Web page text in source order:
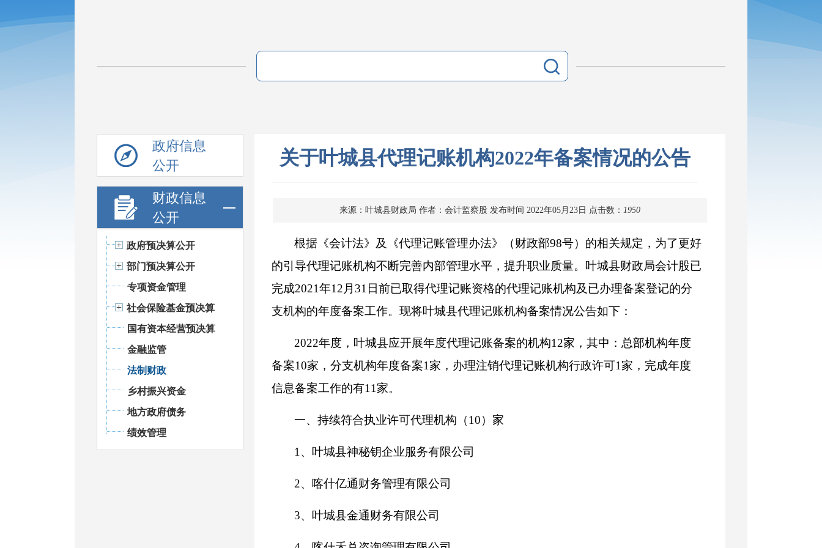
政府信息
公开
财政信息
公开
政府预决算公开
部门预决算公开
专项资金管理
社会保险基金预决算
国有资本经营预决算
金融监管
法制财政
乡村振兴资金
地方政府债务
绩效管理
关于叶城县代理记账机构2022年备案情况的公告
来源：叶城县财政局 作者：会计监察股 发布时间 2022年05月23日 点击数： 1950
根据《会计法》及《代理记账管理办法》（财政部98号）的相关规定，为了更好
的引导代理记账机构不断完善内部管理水平，提升职业质量。叶城县财政局会计股已
完成2021年12月31日前已取得代理记账资格的代理记账机构及已办理备案登记的分
支机构的年度备案工作。现将叶城县代理记账机构备案情况公告如下：
2022年度，叶城县应开展年度代理记账备案的机构12家，其中：总部机构年度
备案10家，分支机构年度备案1家，办理注销代理记账机构行政许可1家，完成年度
信息备案工作的有11家。
一、持续符合执业许可代理机构（10）家
1、叶城县神秘钥企业服务有限公司
2、喀什亿通财务管理有限公司
3、叶城县金通财务有限公司